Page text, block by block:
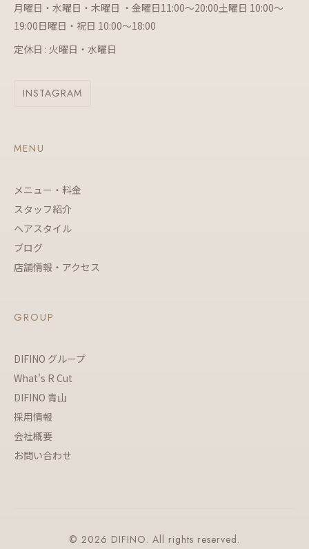
月曜日・水曜日・木曜日 ・金曜日11:00～20:00土曜日 10:00～
19:00日曜日・祝日 10:00～18:00
定休日 : 火曜日・水曜日
INSTAGRAM
MENU
メニュー・料金
スタッフ紹介
ヘアスタイル
ブログ
店舗情報・アクセス
GROUP
DIFINO グループ
What's R Cut
DIFINO 青山
採用情報
会社概要
お問い合わせ
© 2026 DIFINO. All rights reserved.